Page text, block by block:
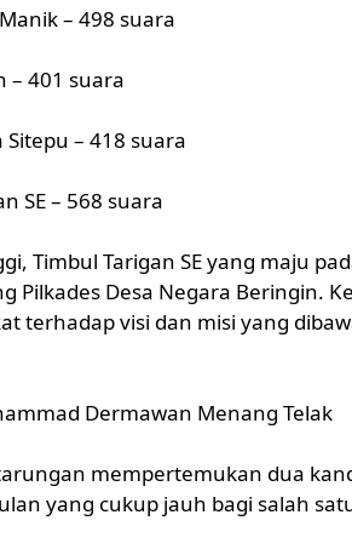
– 498 suara
– 401 suara
– 418 suara
SE – 568 suara
Timbul Tarigan SE yang maju
Pilkades Desa Negara Beringin.
terhadap visi dan misi yang
Dermawan Menang Telak
mempertemukan dua
yang cukup jauh bagi salah